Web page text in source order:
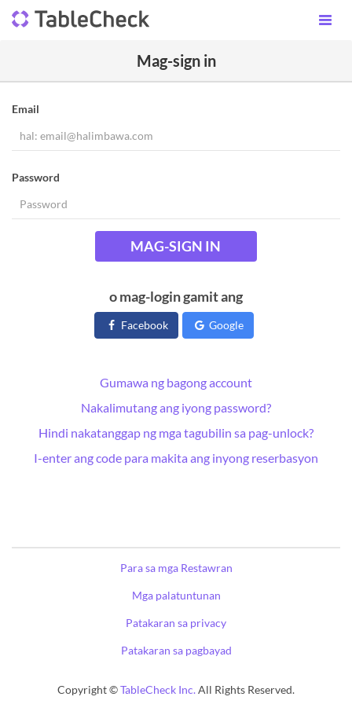
Mag-sign in
Email
Password
MAG-SIGN IN
o mag-login gamit ang
Facebook Google
Gumawa ng bagong account
Nakalimutang ang iyong password?
Hindi nakatanggap ng mga tagubilin sa pag-unlock?
I-enter ang code para makita ang inyong reserbasyon
Para sa mga Restawran
Mga palatuntunan
Patakaran sa privacy
Patakaran sa pagbayad
Copyright ©TableCheck Inc.All Rights Reserved.